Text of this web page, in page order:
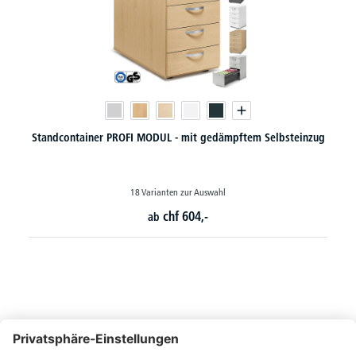
Standcontainer PROFI MODUL - mit gedämpftem Selbsteinzug
18 Varianten zur Auswahl
ab chf 604,-
Montags bis Freitags von 08:30 - 17:00 Uhr